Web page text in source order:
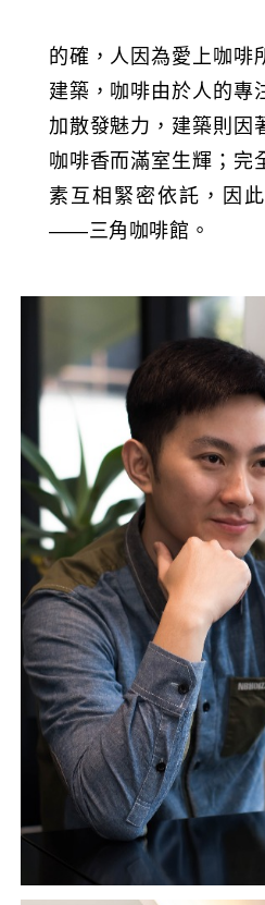
的確，人因為愛上咖啡
建築，咖啡由於人的專
加散發魅力，建築則因
咖啡香而滿室生輝；完
素互相緊密依託，因
——三角咖啡館。